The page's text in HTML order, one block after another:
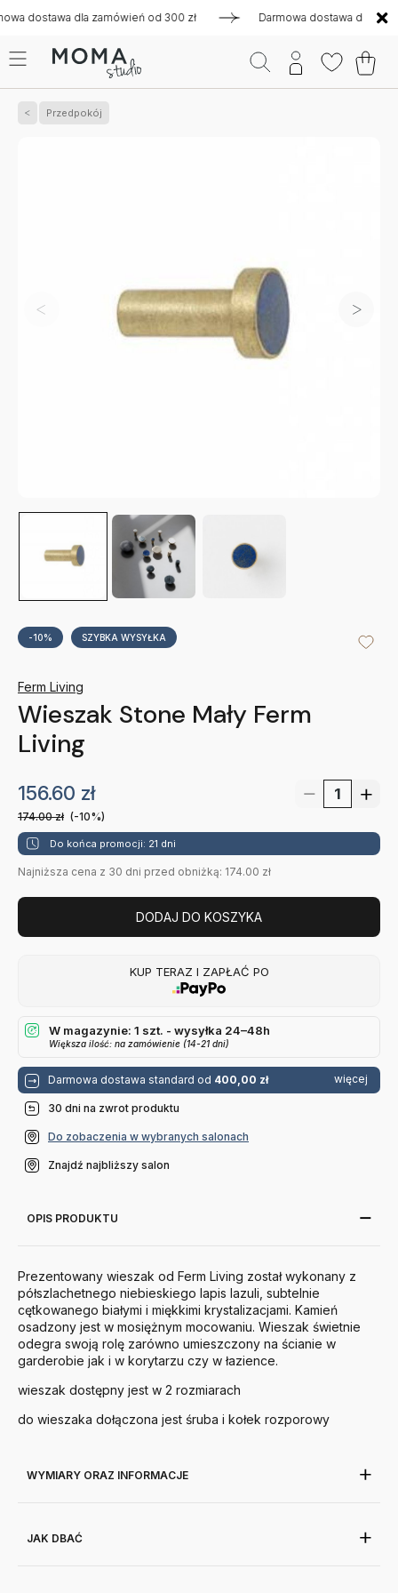
dla zamówień od 300 zł Darmowa dostawa dla
Przedpokój
-10% SZYBKA WYSYŁKA
Ferm Living
Wieszak Stone Mały Ferm
Living
156.60 zł
174.00zł (-10%)
Do końca promocji: 21 dni
Najniższa cena z 30 dni przed obniżką: 174.00 zł
DODAJ DO KOSZYKA
KUP TERAZ I ZAPŁAĆ PO
W magazynie: 1 szt. - wysyłka 24–48h
Większa ilość: na zamówienie (14-21 dni)
Darmowa dostawa standard od 400,00 zł więcej
30 dni na zwrot produktu
Do zobaczenia w wybranych salonach
Znajdź najbliższy salon
OPIS PRODUKTU
Prezentowany wieszak od Ferm Living został wykonany z
półszlachetnego niebieskiego lapis lazuli, subtelnie
cętkowanego białymi i miękkimi krystalizacjami. Kamień
osadzony jest w mosiężnym mocowaniu. Wieszak świetnie
odegra swoją rolę zarówno umieszczony na ścianie w
garderobie jak i w korytarzu czy w łazience.
wieszak dostępny jest w 2 rozmiarach
do wieszaka dołączona jest śruba i kołek rozporowy
WYMIARY ORAZ INFORMACJE
JAK DBAĆ